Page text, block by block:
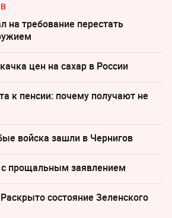
на требование перестать
цен на сахар в России
к пенсии: почему получают не
войска зашли в Чернигов
прощальным заявлением
состояние Зеленского